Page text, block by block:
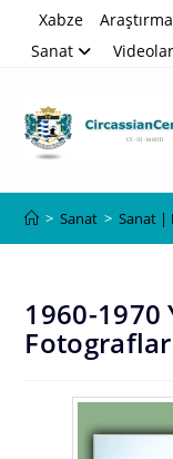
Xabze Araştırma
Sanat
Videolar
> Sanat > Sanat |
1960-1970
Fotograflar